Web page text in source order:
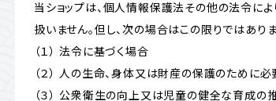
当ショップは、個人情報保護法その他の法令に
扱いません。但し、次の場合はこの限りではありま
（１） 法令に基づく場合
（２） 人の生命、身体又は財産の保護のために
（３） 公衆衛生の向上又は児童の健全な育成